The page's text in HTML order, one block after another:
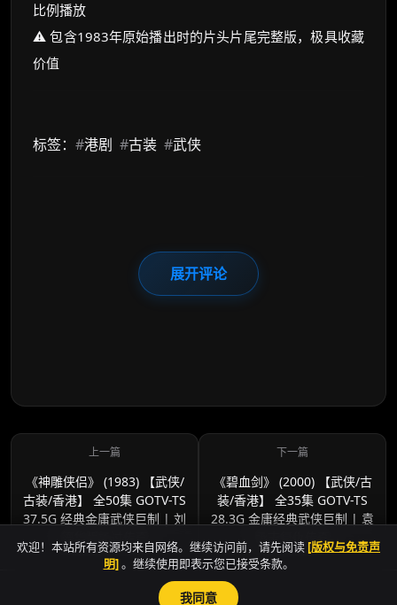
比例播放
⚠️ 包含1983年原始播出时的片头片尾完整版，极具收藏
价值
标签： #港剧 #古装 #武侠
展开评论
《神雕侠侣》 (1983) 【武侠/
古装/香港】 全50集 GOTV-TS
37.5G 经典金庸武侠巨制 | 刘
德华版杨过传奇
《碧血剑》 (2000) 【武侠/古
装/香港】 全35集 GOTV-TS
28.3G 金庸经典武侠巨制 | 袁
承志复仇传奇
欢迎！本站所有资源均来自网络。继续访问前，请先阅读 [版权与免责声
明]。继续使用即表示您已接受条款。
我同意